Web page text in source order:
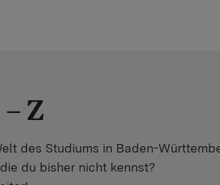
Z
des Studiums in Baden-
du bisher nicht kennst?